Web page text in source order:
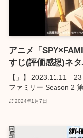
アニメ「
すじ(評価感想)ネタ
【」】 2023.11.11 23
ファミリー Season 2 第
2024年1月7日